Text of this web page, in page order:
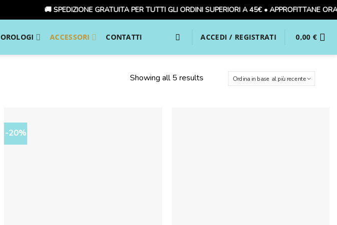
🚚 SPEDIZIONE GRATUITA PER TUTTI GLI ORDINI SUPERIORI A 45€ • APPROFITTANE ORA! 🚚
OROLOGI ACCESSORI CONTATTI ACCEDI / REGISTRATI 0,00 €
Showing all 5 results
-20%